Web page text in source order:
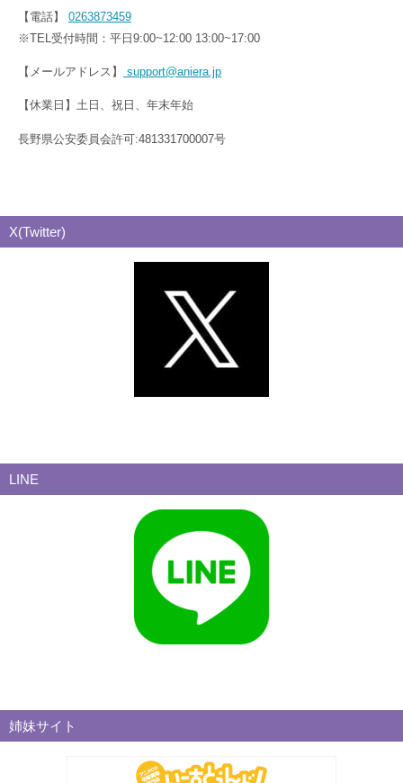
【電話】 0263873459
※TEL受付時間：平日9:00~12:00 13:00~17:00
【メールアドレス】 support@aniera.jp
【休業日】土日、祝日、年末年始
長野県公安委員会許可:481331700007号
X(Twitter)
LINE
姉妹サイト